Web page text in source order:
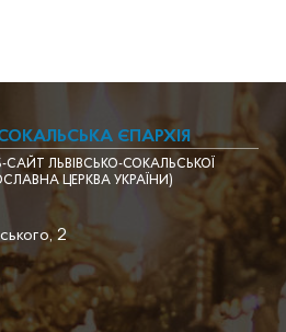
ЄПАРХІЯ
САЙТ ЛЬВІВСЬКО-СОКАЛЬСЬКОЇ
ЦЕРКВА УКРАЇНИ)
2